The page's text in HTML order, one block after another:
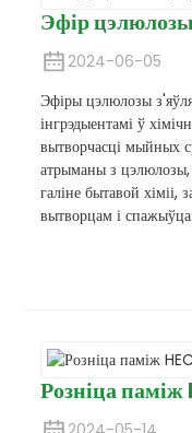
Эфір цэлюлозы
2024-06-05
Эфіры цэлюлозы
інгрэдыентамі ў
вытворчасці мыйных
атрыманы з
галіне бытавой хіміі,
вытворцам і
Розніца паміж